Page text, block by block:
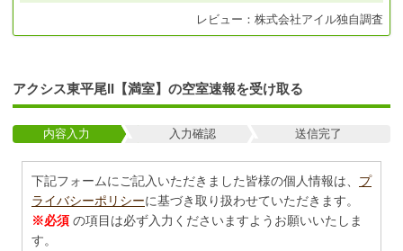
レビュー： 株式会社アイル独自調査
アクシス東平尾II【満室】の空室速報を受け取る
内容入力 入力確認 送信完了
下記フォームにご記入いただきました皆様の個人情報は、 プ
ライバシーポリシーに基づき取り扱わせていただきます。
※必須 の項目は必ず入力くださいますようお願いいたしま
す。